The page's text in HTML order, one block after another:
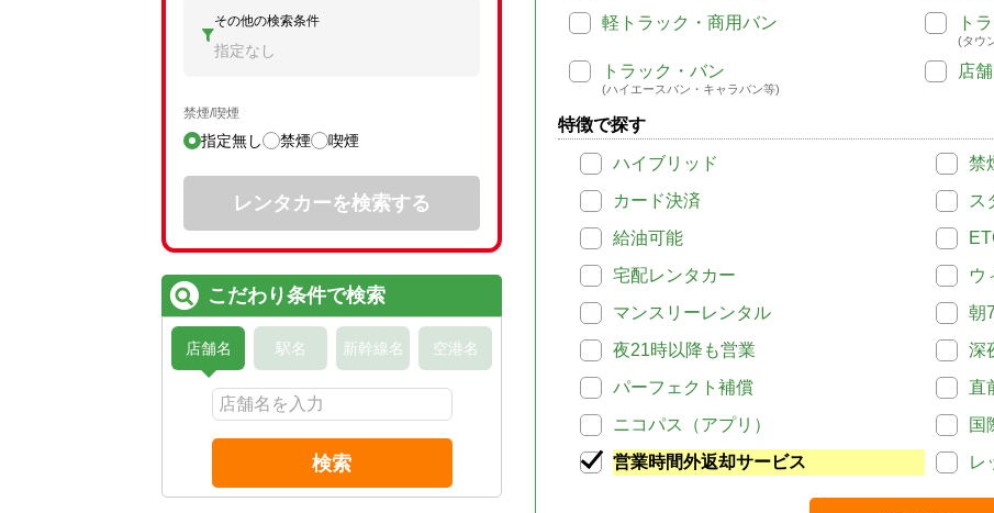
軽トラック・商用バン
ト
(タウ
トラック・バン
(ハイエースバン・キャラバン等)
店
特徴で探す
ハイブリッド
禁
カード決済
ス
給油可能
宅配レンタカー
ウ
マンスリーレンタル
朝
夜21時以降も営業
深
パーフェクト補償
直
ニコパス（アプリ）
国
営業時間外返却サービス
レ
その他の検索条件
指定なし
禁煙/喫煙
指定無し 禁煙 喫煙
レンタカーを検索する
こだわり条件で検索
店舗名 駅名 新幹線名 空港名
検索